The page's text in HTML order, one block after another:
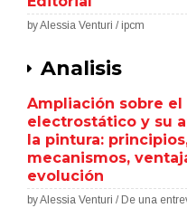
by Alessia Venturi / ipcm
Analisis
Ampliación sobre
electrostático y su
la pintura:
mecanismos,
evolución
by Alessia Venturi / De una